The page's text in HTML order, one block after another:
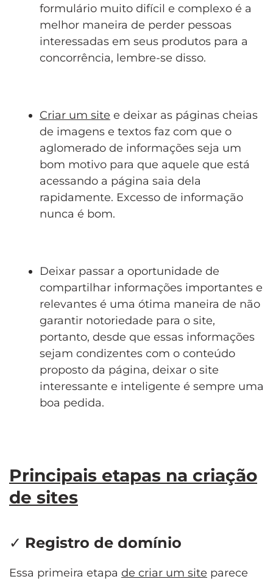
formulário muito difícil e complexo é a
melhor maneira de perder pessoas
interessadas em seus produtos para a
concorrência, lembre-se disso.
Criar um site e deixar as páginas cheias
de imagens e textos faz com que o
aglomerado de informações seja um
bom motivo para que aquele que está
acessando a página saia dela
rapidamente. Excesso de informação
nunca é bom.
Deixar passar a oportunidade de
compartilhar informações importantes e
relevantes é uma ótima maneira de não
garantir notoriedade para o site,
portanto, desde que essas informações
sejam condizentes com o conteúdo
proposto da página, deixar o site
interessante e inteligente é sempre uma
boa pedida.
Principais etapas na criação
de sites
✓ Registro de domínio
Essa primeira etapa de criar um site parece